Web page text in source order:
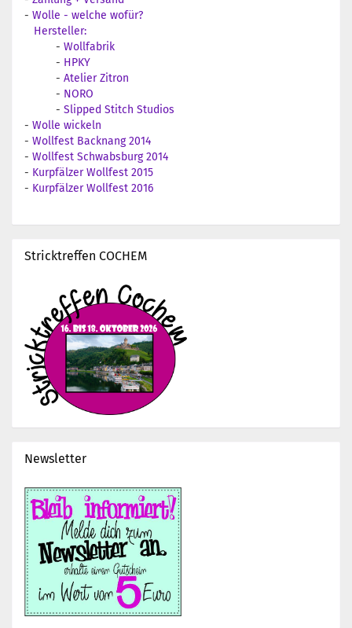
- Wolle - welche wofür?
Hersteller:
- Wollfabrik
- HPKY
- Atelier Zitron
- NORO
- Slipped Stitch Studios
- Wolle wickeln
- Wollfest Backnang 2014
- Wollfest Schwabsburg 2014
- Kurpfälzer Wollfest 2015
- Kurpfälzer Wollfest 2016
Stricktreffen COCHEM
Newsletter